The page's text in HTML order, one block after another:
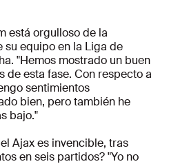
está orgulloso de la
equipo en la Liga de
"Hemos mostrado un buen
de esta fase. Con respecto a
sentimientos
bien, pero también he
bajo."
Ajax es invencible, tras
en seis partidos? "Yo no